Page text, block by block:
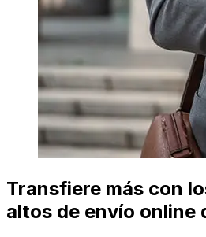
Transfiere más con
altos de envío online